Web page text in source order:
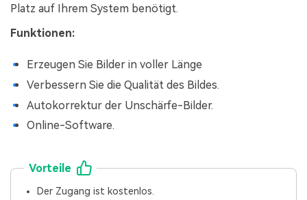
Platz auf Ihrem System benötigt.
Funktionen:
Erzeugen Sie Bilder in voller Länge
Verbessern Sie die Qualität des Bildes.
Autokorrektur der Unschärfe-Bilder.
Online-Software.
Vorteile
Der Zugang ist kostenlos.